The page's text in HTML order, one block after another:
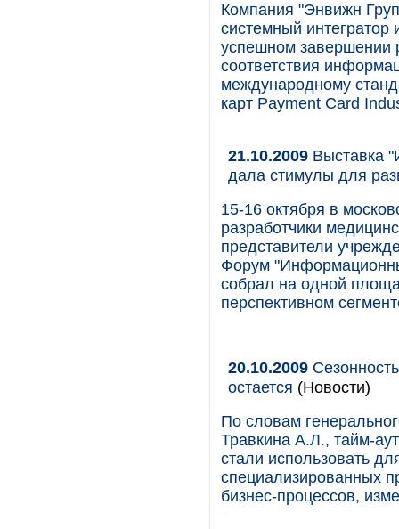
Компания "Энвижн
системный
успешном завершении
соответствия
международному
карт Payment Card
21.10.2009 Выставка
дала стимулы для
15-16 октября в
разработчики
представители
Форум
собрал на одной
перспективном
20.10.2009
остается (Новости)
По словам
Травкина А.Л., тайм-
стали использовать
специализированных
бизнес-процессов,